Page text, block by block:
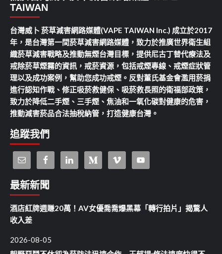
TAIWAN
台灣威卜 菸草減害網路媒體(VAPE TAIWAN Inc.) 成立於2017
年，是台灣第一間菸草減害網路媒體，致力於推廣世界衛生組
織菸草減害戰略及推動無煙台灣目標，提供尼古丁替代療法及
戒除菸草煙霧的資訊，戒菸資源，包括戒煙專線、戒煙症狀管
理以及成功案例，幫助您成功戒煙。反對董氏基金會濫用菸捐
進行認知作戰、修正吸菸救健保、吸菸救長照的衛福部政策，
致力於降低二手煙、三手煙、焦油和一氧化碳對健康的危害，
推動減害菸品合法抽稅納管，打造健康台灣。
追蹤我們
最新新聞
酒店紅牌週賺20萬！AV女優喬喬爆黑幕「轉行拍片」揭驚人
收入差
2026-08-05